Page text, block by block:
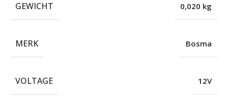
GEWICHT 0,020 kg
MERK Bosma
VOLTAGE 12V